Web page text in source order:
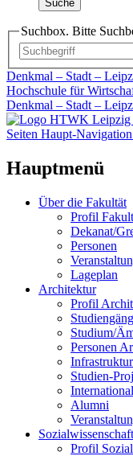
Suche
Suchbox. Bitte
Denkmal – Stadt –
Hochschule für
Denkmal – Stadt –
Seiten Haupt-
Hauptmenü
Über die Fakultät
Profil
Dekanat/
Personen
Lageplan
Architektur
Profil
Studium/
Personen
Infrastruktur
Studien-
Alumni
Profil